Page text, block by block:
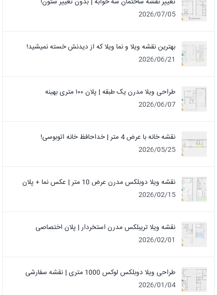
2026/07/05
بهترین نقشه ویلا و نما ویلا که از دیدنش خسته نمیشید!
2026/06/21
طراحی ویلا مدرن یک‌ طبقه | پلان ۱۰۰ متری بهینه
2026/06/07
نقشه خانه با عرض 4 متر | خداحافظ خانه‌ اتوبوسی!
2026/05/25
نقشه ویلا دوبلکس مدرن عرض 10 متر | عکس نما + پلان
2026/02/15
نقشه ویلا تریبلکس مدرن استخردار | پلان اختصاصی
2026/02/01
طراحی ویلا دوبلکس لوکس 1000 متری | نقشه سفارشی
2026/01/04